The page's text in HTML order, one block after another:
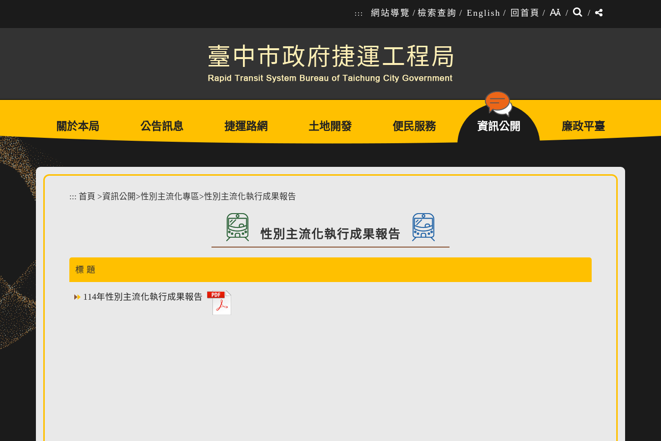
主
::: 網站導覽 / 檢索查詢 / English / 回首頁 / /
搜
/
關於本局 公告訊息 捷運路網 土地開發 便民服務 資訊公開 廉政平臺
::: 首頁 >資訊公開>性別主流化專區>性別主流化執行成果報告
性別主流化執行成果報告
標 題
114年性別主流化執行成果報告